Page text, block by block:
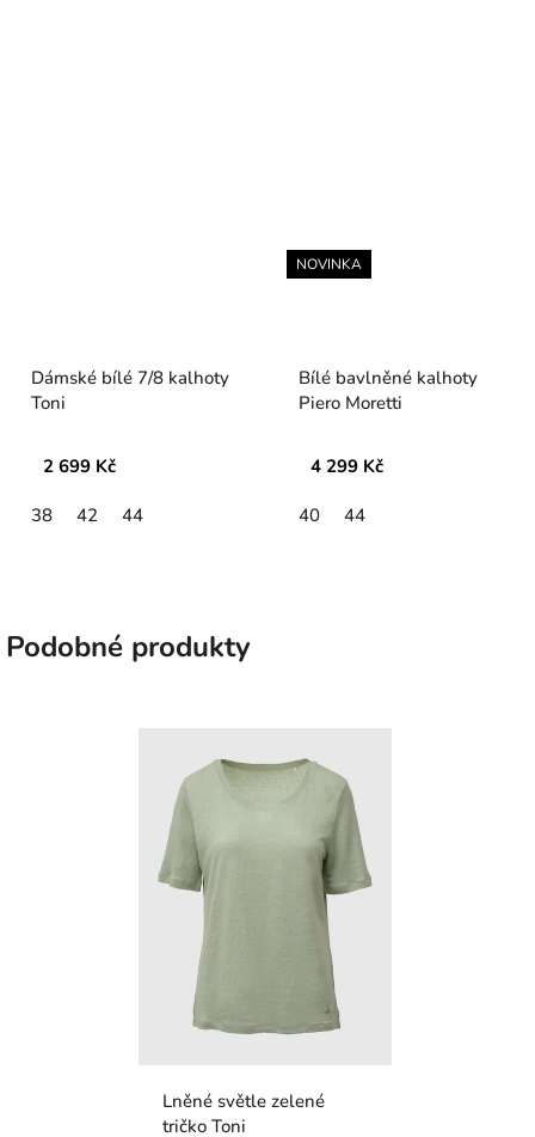
Dámské bílé 7/8 kalhoty
Toni
2 699 Kč
38 42 44
NOVINKA
Bílé bavlněné kalhoty
Piero Moretti
4 299 Kč
40 44
Podobné produkty
Lněné světle zelené
tričko Toni